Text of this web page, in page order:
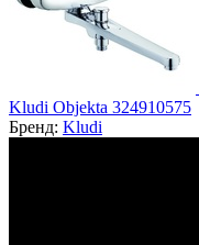
Kludi Objekta 324910575
Бренд: Kludi